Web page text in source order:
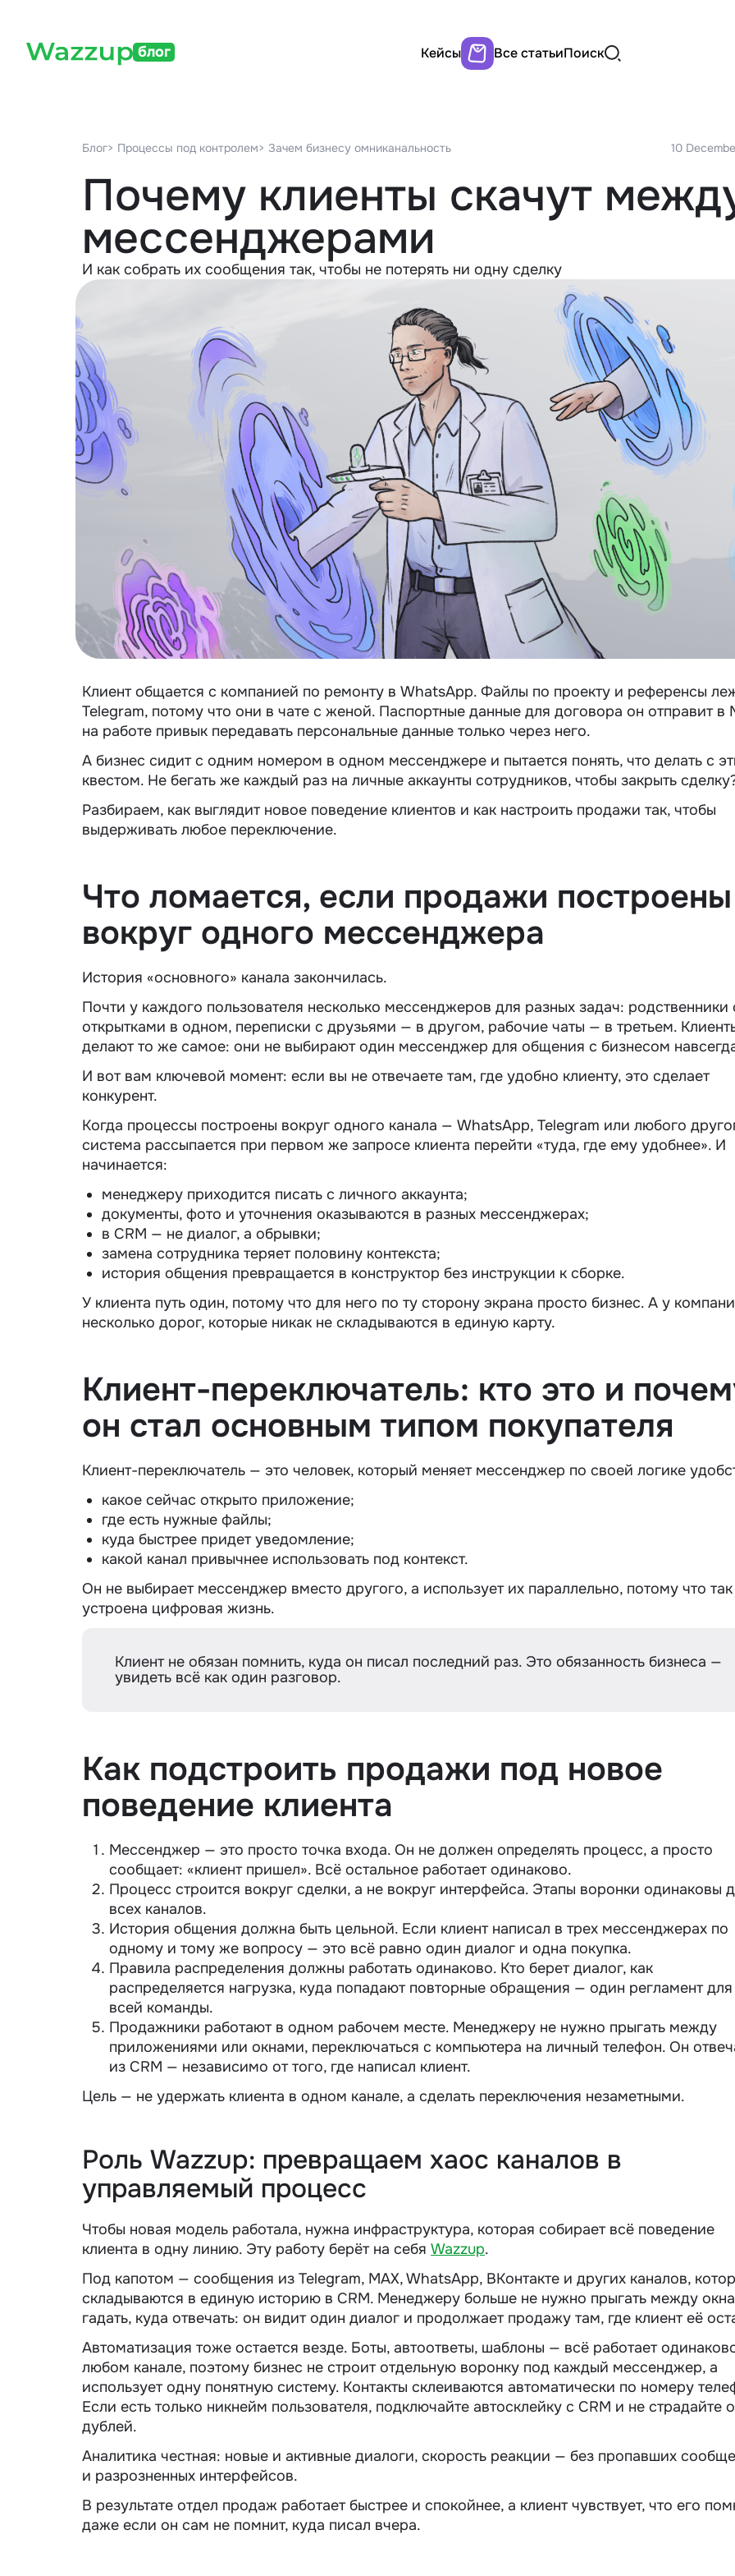
блог Кейсы Все статьиПоиск
Блог> Процессы под контролем> Зачем бизнесу омниканальность 10
Почему клиенты скачут
мессенджерами
И как собрать их сообщения так, чтобы не потерять ни одну сделку
Клиент общается с компанией по ремонту в WhatsApp. Файлы по проекту и референсы
Telegram, потому что они в чате с женой. Паспортные данные для договора он отправит в
на работе привык передавать персональные данные только через него.
А бизнес сидит с одним номером в одном мессенджере и пытается понять, что делать с
квестом. Не бегать же каждый раз на личные аккаунты сотрудников, чтобы закрыть
Разбираем, как выглядит новое поведение клиентов и как настроить продажи так, чтобы
выдерживать любое переключение.
Что ломается, если продажи построены
вокруг одного мессенджера
История «основного» канала закончилась.
Почти у каждого пользователя несколько мессенджеров для разных задач: родственники
открытками в одном, переписки с друзьями — в другом, рабочие чаты — в третьем.
делают то же самое: они не выбирают один мессенджер для общения с бизнесом
И вот вам ключевой момент: если вы не отвечаете там, где удобно клиенту, это сделает
конкурент.
Когда процессы построены вокруг одного канала — WhatsApp, Telegram или любого
система рассыпается при первом же запросе клиента перейти «туда, где ему удобнее». И
начинается:
менеджеру приходится писать с личного аккаунта;
документы, фото и уточнения оказываются в разных мессенджерах;
в CRM — не диалог, а обрывки;
замена сотрудника теряет половину контекста;
история общения превращается в конструктор без инструкции к сборке.
У клиента путь один, потому что для него по ту сторону экрана просто бизнес. А у
несколько дорог, которые никак не складываются в единую карту.
Клиент-переключатель: кто это и
он стал основным типом покупателя
Клиент-переключатель — это человек, который меняет мессенджер по своей логике
какое сейчас открыто приложение;
где есть нужные файлы;
куда быстрее придет уведомление;
какой канал привычнее использовать под контекст.
Он не выбирает мессенджер вместо другого, а использует их параллельно, потому что так
устроена цифровая жизнь.
Клиент не обязан помнить, куда он писал последний раз. Это обязанность бизнеса —
увидеть всё как один разговор.
Как подстроить продажи под новое
поведение клиента
Мессенджер — это просто точка входа. Он не должен определять процесс, а просто
сообщает: «клиент пришел». Всё остальное работает одинаково.
Процесс строится вокруг сделки, а не вокруг интерфейса. Этапы воронки одинаковы
всех каналов.
История общения должна быть цельной. Если клиент написал в трех мессенджерах по
одному и тому же вопросу — это всё равно один диалог и одна покупка.
Правила распределения должны работать одинаково. Кто берет диалог, как
распределяется нагрузка, куда попадают повторные обращения — один регламент для
всей команды.
Продажники работают в одном рабочем месте. Менеджеру не нужно прыгать между
приложениями или окнами, переключаться с компьютера на личный телефон. Он
из CRM — независимо от того, где написал клиент.
Цель — не удержать клиента в одном канале, а сделать переключения незаметными.
Роль Wazzup: превращаем хаос каналов в
управляемый процесс
Чтобы новая модель работала, нужна инфраструктура, которая собирает всё поведение
клиента в одну линию. Эту работу берёт на себя Wazzup.
Под капотом — сообщения из Telegram, MAX, WhatsApp, ВКонтакте и других каналов,
складываются в единую историю в CRM. Менеджеру больше не нужно прыгать между
гадать, куда отвечать: он видит один диалог и продолжает продажу там, где клиент её
Автоматизация тоже остается везде. Боты, автоответы, шаблоны — всё работает
любом канале, поэтому бизнес не строит отдельную воронку под каждый мессенджер, а
использует одну понятную систему. Контакты склеиваются автоматически по номеру
Если есть только никнейм пользователя, подключайте автосклейку с CRM и не страдайте
дублей.
Аналитика честная: новые и активные диалоги, скорость реакции — без пропавших
и разрозненных интерфейсов.
В результате отдел продаж работает быстрее и спокойнее, а клиент чувствует, что его
даже если он сам не помнит, куда писал вчера.